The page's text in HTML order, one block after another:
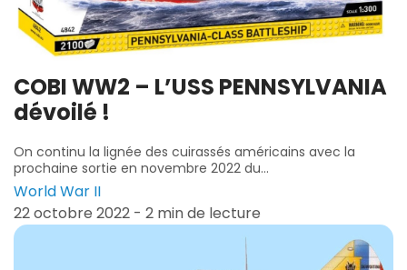
COBI WW2 – L’USS PENNSYLVANIA
dévoilé !
On continu la lignée des cuirassés américains avec la
prochaine sortie en novembre 2022 du...
World War II
22 octobre 2022 - 2 min de lecture